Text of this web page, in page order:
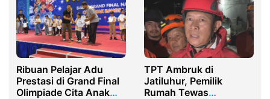
Ribuan Pelajar Adu
Prestasi di Grand Final
Olimpiade Cita Anak
TPT Ambruk di
Jatiluhur, Pemilik
Rumah Tewas